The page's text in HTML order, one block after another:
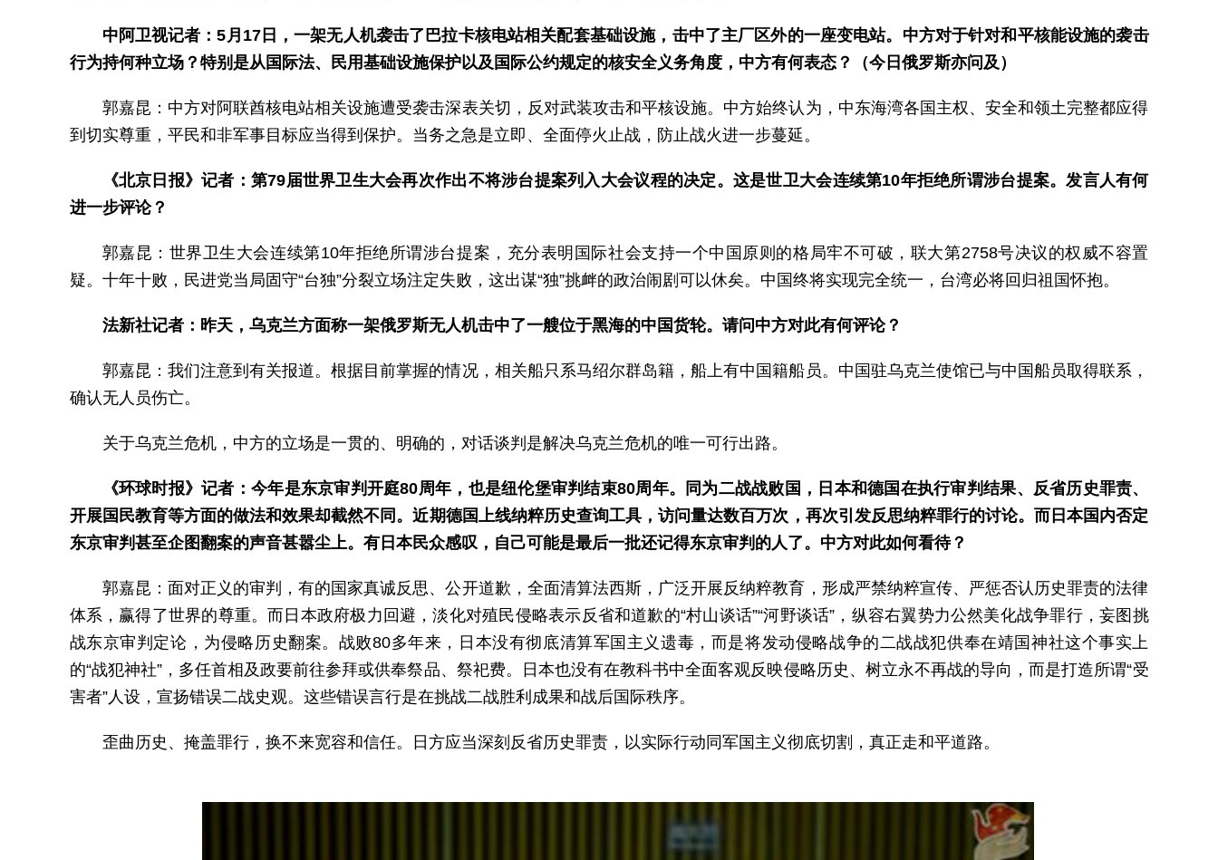
中阿卫视记者：5月17日，一架无人机袭击了巴拉卡核电站相关配套基础设施，击中了主厂区外的一座变电站。中方对于针对和平核能设施的袭击
行为持何种立场？特别是从国际法、民用基础设施保护以及国际公约规定的核安全义务角度，中方有何表态？（今日俄罗斯亦问及）
郭嘉昆：中方对阿联酋核电站相关设施遭受袭击深表关切，反对武装攻击和平核设施。中方始终认为，中东海湾各国主权、安全和领土完整都应得
到切实尊重，平民和非军事目标应当得到保护。当务之急是立即、全面停火止战，防止战火进一步蔓延。
《北京日报》记者：第79届世界卫生大会再次作出不将涉台提案列入大会议程的决定。这是世卫大会连续第10年拒绝所谓涉台提案。发言人有何
进一步评论？
郭嘉昆：世界卫生大会连续第10年拒绝所谓涉台提案，充分表明国际社会支持一个中国原则的格局牢不可破，联大第2758号决议的权威不容置
疑。十年十败，民进党当局固守“台独”分裂立场注定失败，这出谋“独”挑衅的政治闹剧可以休矣。中国终将实现完全统一，台湾必将回归祖国怀抱。
法新社记者：昨天，乌克兰方面称一架俄罗斯无人机击中了一艘位于黑海的中国货轮。请问中方对此有何评论？
郭嘉昆：我们注意到有关报道。根据目前掌握的情况，相关船只系马绍尔群岛籍，船上有中国籍船员。中国驻乌克兰使馆已与中国船员取得联系，
确认无人员伤亡。
关于乌克兰危机，中方的立场是一贯的、明确的，对话谈判是解决乌克兰危机的唯一可行出路。
《环球时报》记者：今年是东京审判开庭80周年，也是纽伦堡审判结束80周年。同为二战战败国，日本和德国在执行审判结果、反省历史罪责、
开展国民教育等方面的做法和效果却截然不同。近期德国上线纳粹历史查询工具，访问量达数百万次，再次引发反思纳粹罪行的讨论。而日本国内否定
东京审判甚至企图翻案的声音甚嚣尘上。有日本民众感叹，自己可能是最后一批还记得东京审判的人了。中方对此如何看待？
郭嘉昆：面对正义的审判，有的国家真诚反思、公开道歉，全面清算法西斯，广泛开展反纳粹教育，形成严禁纳粹宣传、严惩否认历史罪责的法律
体系，赢得了世界的尊重。而日本政府极力回避，淡化对殖民侵略表示反省和道歉的“村山谈话”“河野谈话”，纵容右翼势力公然美化战争罪行，妄图挑
战东京审判定论，为侵略历史翻案。战败80多年来，日本没有彻底清算军国主义遗毒，而是将发动侵略战争的二战战犯供奉在靖国神社这个事实上
的“战犯神社”，多任首相及政要前往参拜或供奉祭品、祭祀费。日本也没有在教科书中全面客观反映侵略历史、树立永不再战的导向，而是打造所谓“受
害者”人设，宣扬错误二战史观。这些错误言行是在挑战二战胜利成果和战后国际秩序。
歪曲历史、掩盖罪行，换不来宽容和信任。日方应当深刻反省历史罪责，以实际行动同军国主义彻底切割，真正走和平道路。